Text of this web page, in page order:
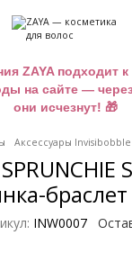
ZAYA подходит
на сайте —
они исчезнут! 🎁
Аксессуары Invisibobble
INW0007